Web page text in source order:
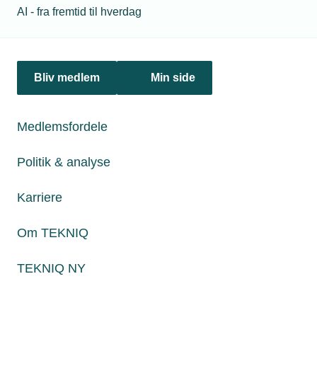
AI - fra fremtid til hverdag
Bliv medlem Min side
Medlemsfordele
Politik & analyse
Karriere
Om TEKNIQ
TEKNIQ NY
jura@tekniq.dk
tekniq@tekniq.dk
Fredag fra kl. 8:00 til 15:00
Paul Bergsøes Vej 6, 2600 Glostrup